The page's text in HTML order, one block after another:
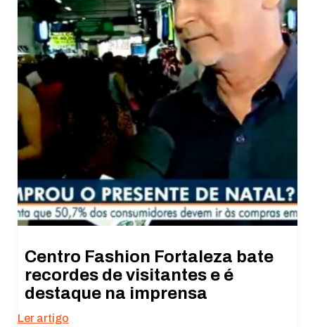
Centro Fashion Fortaleza bate
recordes de visitantes e é
destaque na imprensa
Ler artigo